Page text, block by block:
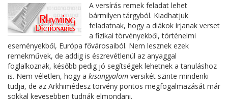
A versírás remek feladat lehet
bármilyen tárgyból. Kiadhatjuk
feladatnak, hogy a diákok írjanak verset
a fizikai törvényekből, történelmi
eseményekből, Európa fővárosaiból. Nem lesznek ezek
remekművek, de addig is észrevétlenül az anyaggal
foglalkoznak, később pedig jó segítségek lehetnek a tanuláshoz
is. Nem véletlen, hogy a kisangyalom versikét szinte mindenki
tudja, de az Arkhimédesz törvény pontos megfogalmazását már
sokkal kevesebben tudnák elmondani.